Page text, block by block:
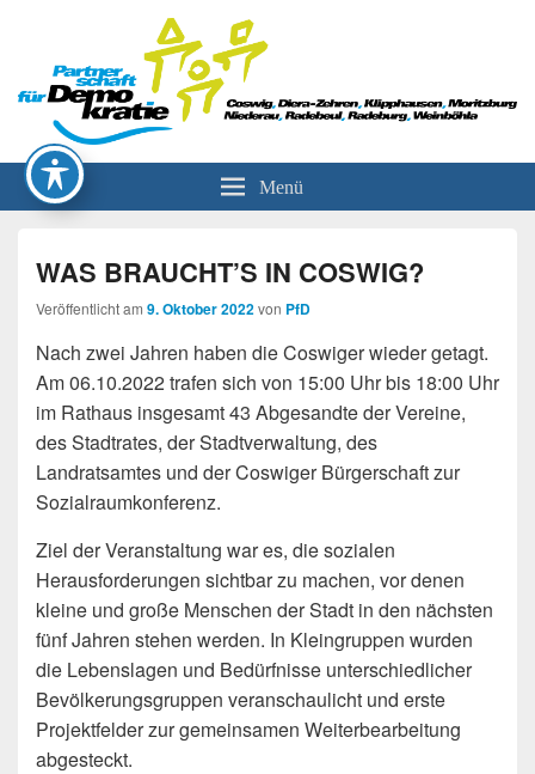
Partnerschaft für Demokratie
Menü
WAS BRAUCHT’S IN COSWIG?
Veröffentlicht am 9. Oktober 2022von PfD
Nach zwei Jahren haben die Coswiger wieder getagt.
Am 06.10.2022 trafen sich von 15:00 Uhr bis 18:00 Uhr
im Rathaus insgesamt 43 Abgesandte der Vereine,
des Stadtrates, der Stadtverwaltung, des
Landratsamtes und der Coswiger Bürgerschaft zur
Sozialraumkonferenz.
Ziel der Veranstaltung war es, die sozialen
Herausforderungen sichtbar zu machen, vor denen
kleine und große Menschen der Stadt in den nächsten
fünf Jahren stehen werden. In Kleingruppen wurden
die Lebenslagen und Bedürfnisse unterschiedlicher
Bevölkerungsgruppen veranschaulicht und erste
Projektfelder zur gemeinsamen Weiterbearbeitung
abgesteckt.